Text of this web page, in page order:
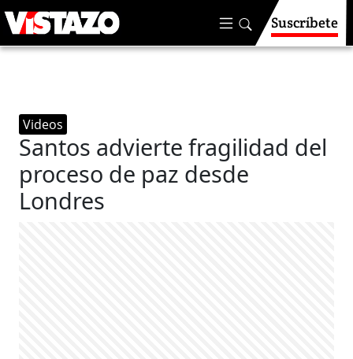
Suscríbete
Videos
Santos advierte fragilidad del
proceso de paz desde
Londres